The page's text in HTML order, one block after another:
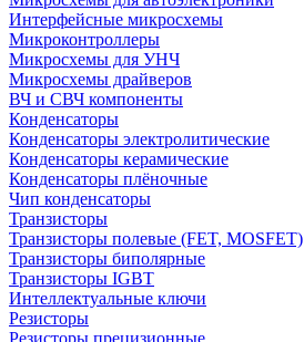
Интерфейсные микросхемы
Микроконтроллеры
Микросхемы для УНЧ
Микросхемы драйверов
ВЧ и СВЧ компоненты
Конденсаторы
Конденсаторы электролитические
Конденсаторы керамические
Конденсаторы плёночные
Чип конденсаторы
Транзисторы
Транзисторы полевые (FET, MOSFET)
Транзисторы биполярные
Транзисторы IGBT
Интеллектуальные ключи
Резисторы
Резисторы прецизионные